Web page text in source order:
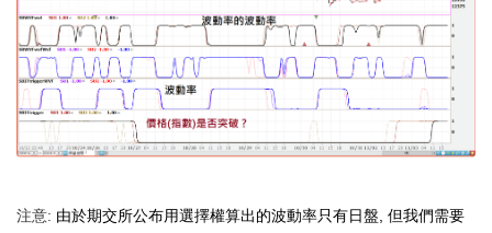
注意: 由於期交所公布用選擇權算出的波動率只有日盤, 但我們需要